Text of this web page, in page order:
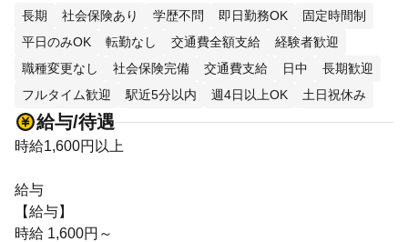
長期 社会保険あり 学歴不問 即日勤務OK
固定時間制
平日のみOK
転勤なし 交通費全額支給
経験者歓迎
職種変更なし
社会保険完備 交通費支給 日中
長期歓迎
フルタイム歓迎
駅近5分以内 週4日以上OK 土日祝休み
給与/待遇
時給1,600円以上
給与
【給与】
時給 1,600円～